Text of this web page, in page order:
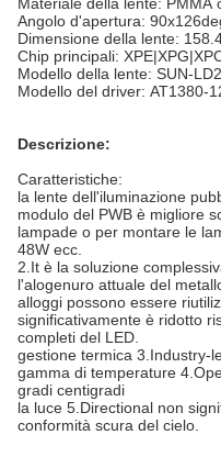
Angolo d'apertura:
Dimensione della lente:
Chip principali:
Modello della lente: SUN-
Modello del driver: AT1380-
Descrizione:
Caratteristiche:
la lente dell'iluminazione
modulo del PWB è migliore
lampade o per montare le
48W ecc.
2.It è la soluzione
l'alogenuro attuale del
alloggi possono essere
significativamente è ridotto
completi del LED.
gestione termica 3.Industry-
gamma di temperature
gradi centigradi
la luce 5.Directional non
conformità scura del cielo.